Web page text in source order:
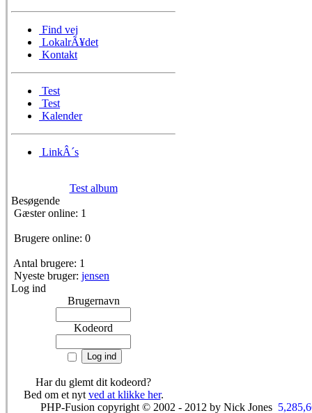
Find vej
LokalrÃ¥det
Kontakt
Test
Test
Kalender
LinkÂ´s
Test album
Besøgende
Gæster online: 1
Brugere online: 0
Antal brugere: 1
Nyeste bruger: jensen
Log ind
Brugernavn
Kodeord
Har du glemt dit kodeord?
Bed om et nyt ved at klikke her.
PHP-Fusion copyright © 2002 - 2012 by Nick Jones